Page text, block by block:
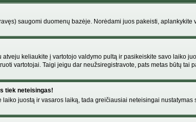
saugomi duomenų bazėje. Norėdami juos pakeisti,
keliaukite į vartotojo valdymo pultą ir pasikeiskite savo laiko
vartotojai. Taigi jeigu dar neužsiregistravote, pats metas būtų tai
tiek neteisingas!
juostą ir vasaros laiką, tada greičiausiai neteisingai